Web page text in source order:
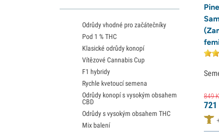
849
721
Odrůdy vhodné pro začátečníky
Pod 1 % THC
Klasické odrůdy konopí
Vítězové Cannabis Cup
F1 hybridy
Rychle kvetoucí semena
Odrůdy konopí s vysokým obsahem
CBD
Odrůdy s vysokým obsahem THC
Mix balení